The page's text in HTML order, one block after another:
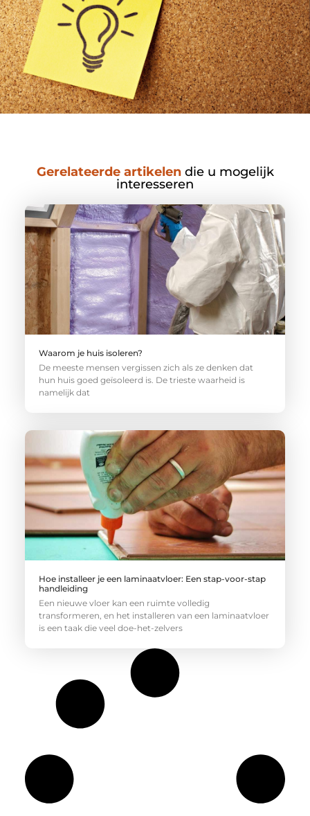
Gerelateerde artikelendie u mogelijk
interesseren
Waarom je huis isoleren?
De meeste mensen vergissen zich als ze denken dat
hun huis goed geïsoleerd is. De trieste waarheid is
namelijk dat
Hoe installeer je een laminaatvloer: Een stap-voor-stap
handleiding
Een nieuwe vloer kan een ruimte volledig
transformeren, en het installeren van een laminaatvloer
is een taak die veel doe-het-zelvers